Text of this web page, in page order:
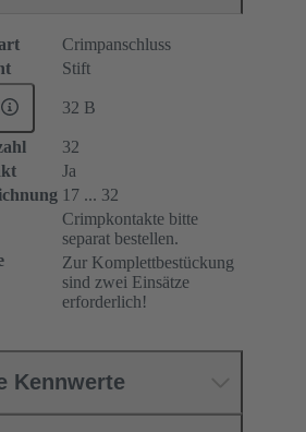
Crimpanschluss
Stift
32 B
32
Ja
17 ... 32
Crimpkontakte bitte
separat bestellen.
Zur Komplettbestückung
sind zwei Einsätze
erforderlich!
Kennwerte